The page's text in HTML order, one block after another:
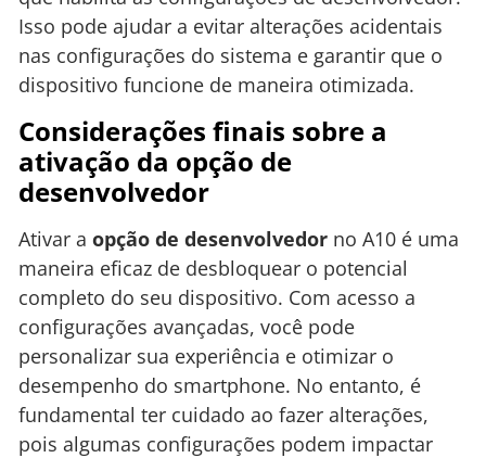
Isso pode ajudar a evitar alterações acidentais
nas configurações do sistema e garantir que o
dispositivo funcione de maneira otimizada.
Considerações finais sobre a
ativação da opção de
desenvolvedor
Ativar a opção de desenvolvedor no A10 é uma
maneira eficaz de desbloquear o potencial
completo do seu dispositivo. Com acesso a
configurações avançadas, você pode
personalizar sua experiência e otimizar o
desempenho do smartphone. No entanto, é
fundamental ter cuidado ao fazer alterações,
pois algumas configurações podem impactar